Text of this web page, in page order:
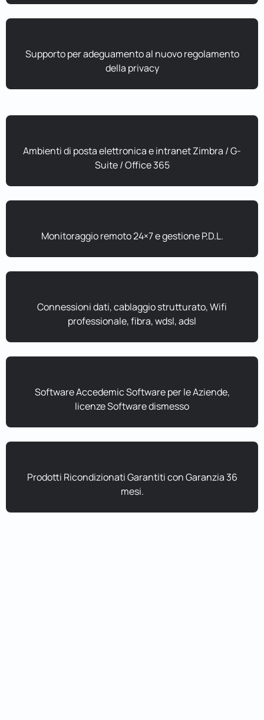
Supporto per adeguamento al nuovo regolamento
della privacy
Ambienti di posta elettronica e intranet Zimbra / G-
Suite / Office 365
Monitoraggio remoto 24×7 e gestione P.D.L.
Connessioni dati, cablaggio strutturato, Wifi
professionale, fibra, wdsl, adsl
Software Accedemic Software per le Aziende,
licenze Software dismesso
Prodotti Ricondizionati Garantiti con Garanzia 36
mesi.